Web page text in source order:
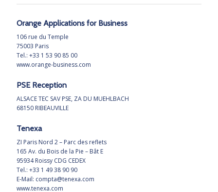
Orange Applications for Business
106 rue du Temple
75003 Paris
Tel.: +33 1 53 90 85 00
www.orange-business.com
PSE Reception
ALSACE TEC SAV PSE, ZA DU MUEHLBACH
68150 RIBEAUVILLE
Tenexa
ZI Paris Nord 2 – Parc des reflets
165 Av. du Bois de la Pie – Bât E
95934 Roissy CDG CEDEX
Tel.: +33 1 49 38 90 90
E-Mail: compta@tenexa.com
www.tenexa.com